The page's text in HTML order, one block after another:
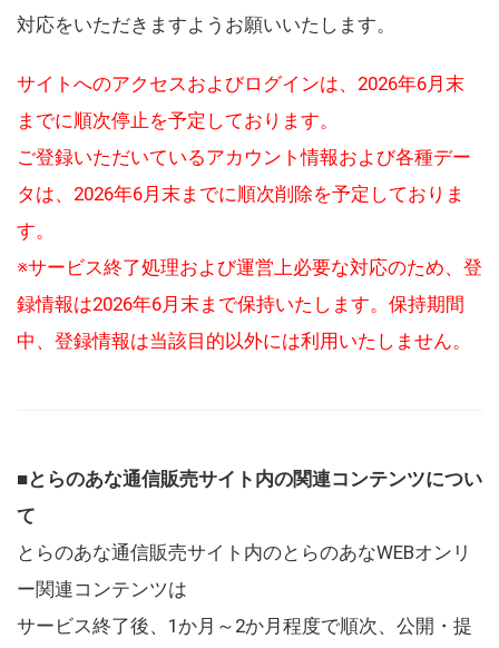
対応をいただきますようお願いいたします。
サイトへのアクセスおよびログインは、2026年6月末
までに順次停止を予定しております。
ご登録いただいているアカウント情報および各種デー
タは、2026年6月末までに順次削除を予定しておりま
す。
※サービス終了処理および運営上必要な対応のため、登
録情報は2026年6月末まで保持いたします。保持期間
中、登録情報は当該目的以外には利用いたしません。
■とらのあな通信販売サイト内の関連コンテンツについ
て
とらのあな通信販売サイト内のとらのあなWEBオンリ
ー関連コンテンツは
サービス終了後、1か月～2か月程度で順次、公開・提